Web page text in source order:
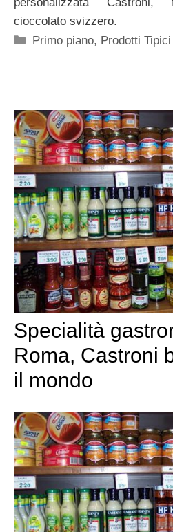
cioccolato svizzero.
Categorie
Primo piano, Prodotti Tipici
Specialità
Roma, Castroni
il mondo